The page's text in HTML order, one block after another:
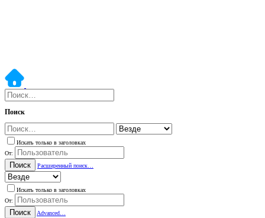
Поиск
Искать только в заголовках
От:
Поиск Расширенный поиск…
Искать только в заголовках
От:
Поиск
Advanced…